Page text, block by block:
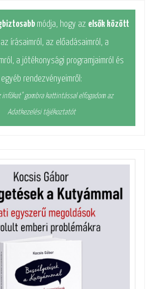
módja, hogy az elsők között
írásaimról, az előadásaimról, a
a jótékonysági programjaimról és
egyéb rendezvényeimről:
infókat" gombra kattintással elfogadom az
Adatkezelési tájékoztatót